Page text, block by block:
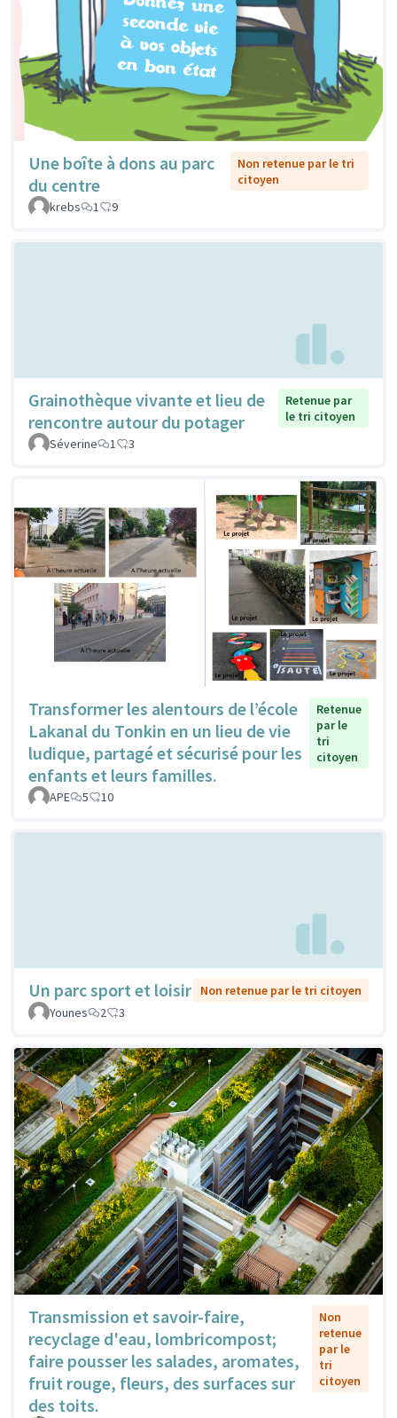
Une boîte à dons au parc
du centre
Non retenue par le tri
citoyen
krebs
1 9
Grainothèque vivante et lieu de
rencontre autour du potager
Retenue par
le tri citoyen
Séverine
1 3
Transformer les alentours de l’école
Lakanal du Tonkin en un lieu de vie
ludique, partagé et sécurisé pour les
enfants et leurs familles.
Retenue
par le
tri
citoyen
APE 5 10
Un parc sport et loisir
Non retenue par le tri citoyen
Younes
2 3
Transmission et savoir-faire,
recyclage d'eau, lombricompost;
faire pousser les salades, aromates,
fruit rouge, fleurs, des surfaces sur
des toits.
Non
retenue
par le
tri
citoyen